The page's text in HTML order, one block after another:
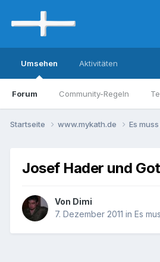
Umsehen
Forum Community-Regeln
Aktivitäten
Startseite www.mykath.de Es
Josef Hader und
Von Dimi
7. Dezember 2011 in Es